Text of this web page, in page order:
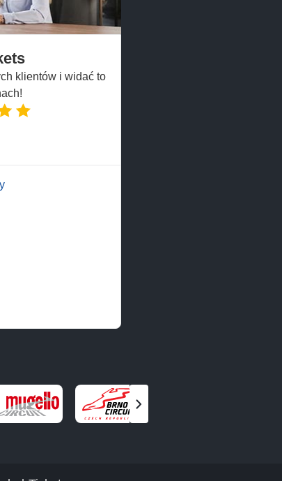
klientów i widać to
Zobacz
następnego